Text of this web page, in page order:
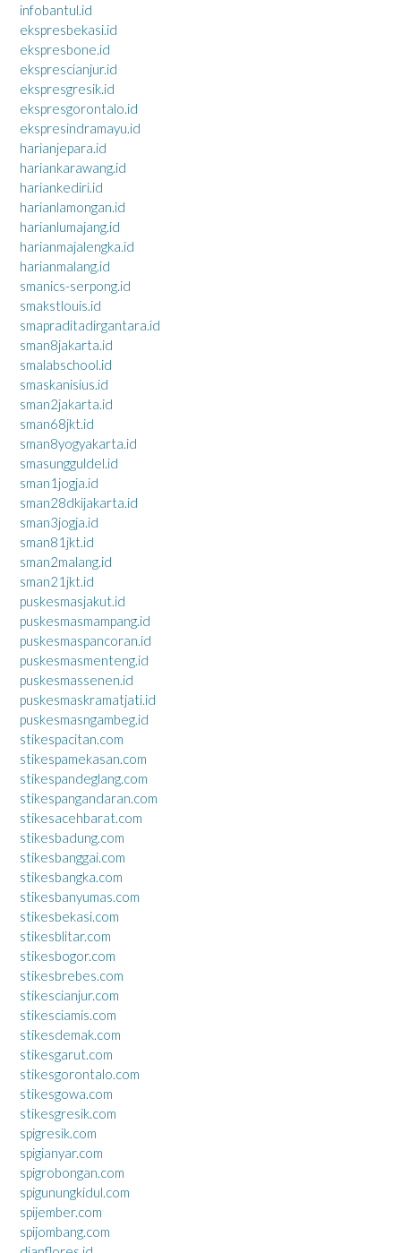
infobantul.id
ekspresbekasi.id
ekspresbone.id
eksprescianjur.id
ekspresgresik.id
ekspresgorontalo.id
ekspresindramayu.id
harianjepara.id
hariankarawang.id
hariankediri.id
harianlamongan.id
harianlumajang.id
harianmajalengka.id
harianmalang.id
smanics-serpong.id
smakstlouis.id
smapraditadirgantara.id
sman8jakarta.id
smalabschool.id
smaskanisius.id
sman2jakarta.id
sman68jkt.id
sman8yogyakarta.id
smasungguldel.id
sman1jogja.id
sman28dkijakarta.id
sman3jogja.id
sman81jkt.id
sman2malang.id
sman21jkt.id
puskesmasjakut.id
puskesmasmampang.id
puskesmaspancoran.id
puskesmasmenteng.id
puskesmassenen.id
puskesmaskramatjati.id
puskesmasngambeg.id
stikespacitan.com
stikespamekasan.com
stikespandeglang.com
stikespangandaran.com
stikesacehbarat.com
stikesbadung.com
stikesbanggai.com
stikesbangka.com
stikesbanyumas.com
stikesbekasi.com
stikesblitar.com
stikesbogor.com
stikesbrebes.com
stikescianjur.com
stikesciamis.com
stikesdemak.com
stikesgarut.com
stikesgorontalo.com
stikesgowa.com
stikesgresik.com
spigresik.com
spigianyar.com
spigrobongan.com
spigunungkidul.com
spijember.com
spijombang.com